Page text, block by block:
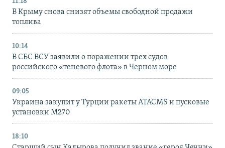
В Крыму снова снизят объемы свободной продажи
топлива
10:14
В СБС ВСУ заявили о поражении трех судов
российского «теневого флота» в Черном море
09:05
Украина закупит у Турции ракеты ATACMS и пусковые
установки M270
18:10